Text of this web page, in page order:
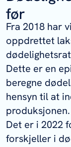
før
Fra 2018 har
oppdrettet
Dette er en
beregne
hensyn til at
produksjonen.
Det er i 2022
forskjeller i